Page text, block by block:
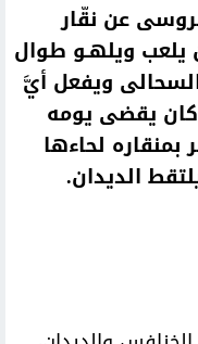
عن نقّار
ويلهـو طوال
ويفعل أيَّ
يقضى يومه
بمنقاره لحاءها
الديدان.